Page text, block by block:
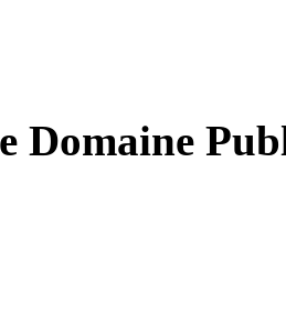
Domaine